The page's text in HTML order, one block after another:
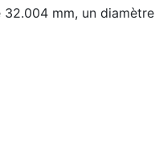
32.004 mm, un diamètre